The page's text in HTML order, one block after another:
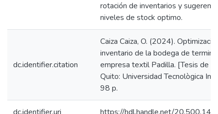
rotación de inventarios y
niveles de stock optimo.
dc.identifier.citation
Caiza Caiza, O. (2024).
inventario de la bodega de
empresa textil Padilla. [Tesis de
Quito: Universidad Tecnològica
98 p.